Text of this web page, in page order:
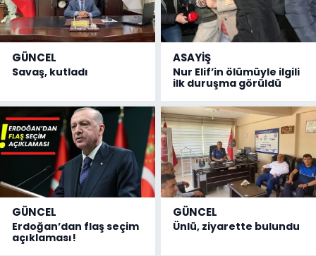
GÜNCEL
Savaş, kutladı
ASAYİŞ
Nur Elif’in ölümüyle ilgili
ilk duruşma görüldü
GÜNCEL
Erdoğan’dan flaş seçim
açıklaması!
GÜNCEL
Ünlü, ziyarette bulundu